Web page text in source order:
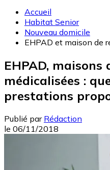
Accueil
Habitat Senior
Nouveau domicile
EHPAD et maison de
EHPAD,
médicalisées :
prestations
Publié par Rédaction
le 06/11/2018